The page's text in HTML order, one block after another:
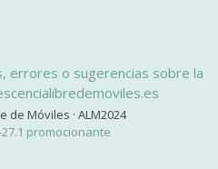
errores o sugerencias sobre la
de Móviles · ALM2024
promocionante